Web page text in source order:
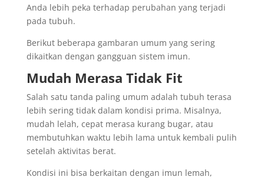
Anda lebih peka terhadap perubahan yang terjadi
pada tubuh.
Berikut beberapa gambaran umum yang sering
dikaitkan dengan gangguan sistem imun.
Mudah Merasa Tidak Fit
Salah satu tanda paling umum adalah tubuh terasa
lebih sering tidak dalam kondisi prima. Misalnya,
mudah lelah, cepat merasa kurang bugar, atau
membutuhkan waktu lebih lama untuk kembali pulih
setelah aktivitas berat.
Kondisi ini bisa berkaitan dengan imun lemah,